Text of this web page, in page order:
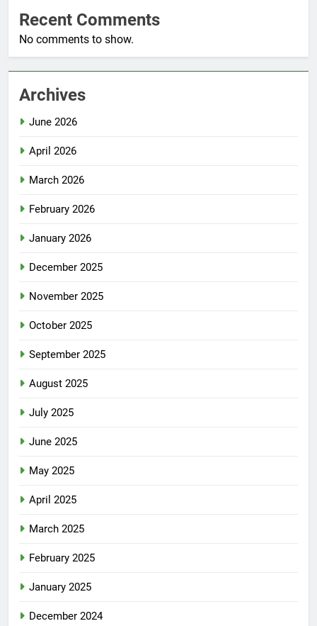
Recent Comments
No comments to show.
Archives
June 2026
April 2026
March 2026
February 2026
January 2026
December 2025
November 2025
October 2025
September 2025
August 2025
July 2025
June 2025
May 2025
April 2025
March 2025
February 2025
January 2025
December 2024